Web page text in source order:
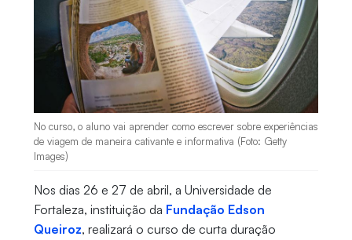
No curso, o aluno vai aprender como escrever sobre experiências
de viagem de maneira cativante e informativa (Foto: Getty
Images)
Nos dias 26 e 27 de abril, a Universidade de
Fortaleza, instituição da Fundação Edson
Queiroz, realizará o curso de curta duração